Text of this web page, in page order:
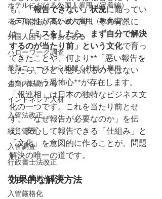
ホテルにおける外国人雇用（定着編）
ホテルにおける外国人雇用（教育編）
外国人困りご事あるある
ハローワーク調査
最新ニュースから紐解く外国人雇用
企業内転勤２号
インドネシア人材
入管法改正
経営管理
入管調査
行政書士法改正
外国人雇用と定着
入管厳格化
も、「報告できない」状況に陥ってい
る可能性が高いのです。その背景に
は、「ミスをしたら、まず自分で解決
するのが当たり前」という文化で育っ
てきたことや、何より**「悪い報告を
したら、ひどく怒られるのではない
か」という恐怖心**が存在します。
「報連相」は日本の独特なビジネス文
化の一つです。これを当たり前とせ
ず、「なぜ報告が必要なのか」を伝
え、安心して報告できる「仕組み」と
「文化」を意図的に作ることが、問題
解決の唯一の道です。
効果的な解決方法